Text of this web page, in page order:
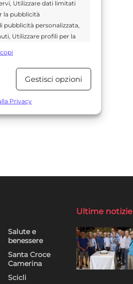
Utilizzare dati limitati
la pubblicità
pubblicità personalizzata,
Utilizzare profili per la
Sempre attivo
di dati,
le
Gestisci opzioni
Privacy
...
Salute e
benessere
Santa Croce
Camerina
Scicli
Ultime notizie